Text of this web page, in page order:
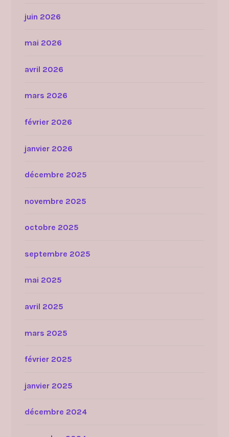
juin 2026
mai 2026
avril 2026
mars 2026
février 2026
janvier 2026
décembre 2025
novembre 2025
octobre 2025
septembre 2025
mai 2025
avril 2025
mars 2025
février 2025
janvier 2025
décembre 2024